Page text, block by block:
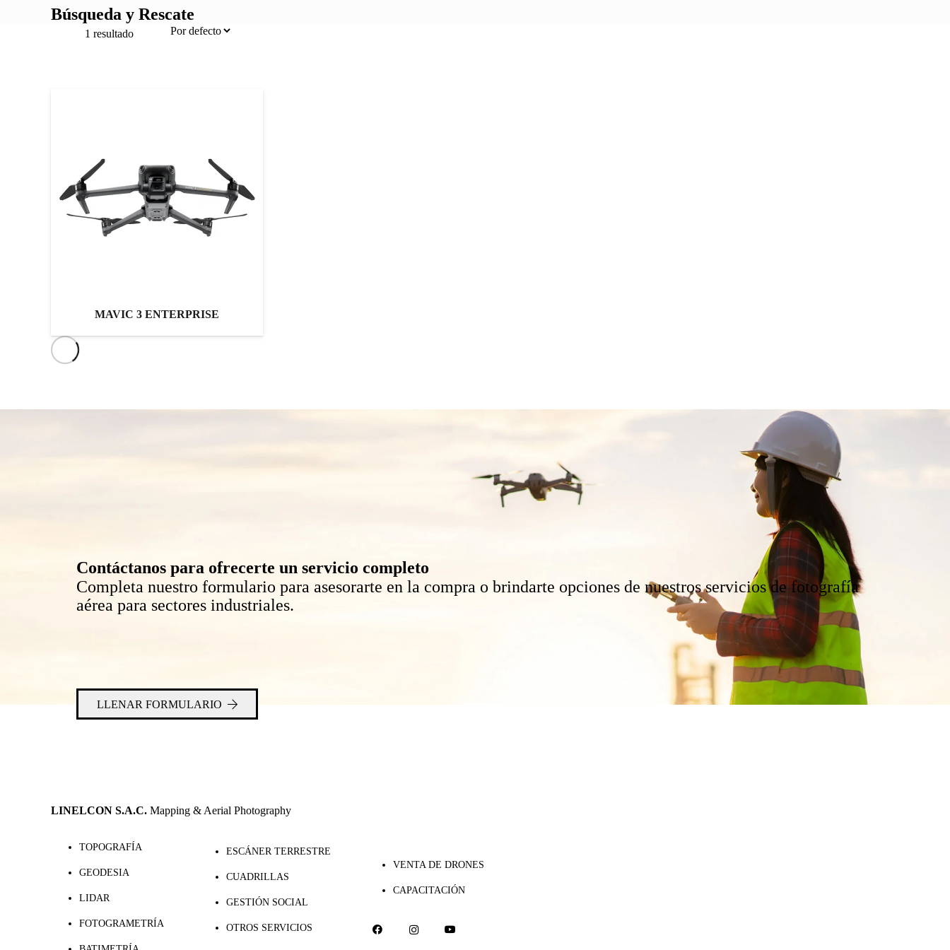
Búsqueda y Rescate
1 resultado
MAVIC 3 ENTERPRISE
Contáctanos para ofrecerte un servicio completo
Completa nuestro formulario para asesorarte en la compra o brindarte opciones de nuestros servicios de fotografía
aérea para sectores industriales.
LLENAR FORMULARIO
LINELCON S.A.C. Mapping & Aerial Photography
TOPOGRAFÍA
GEODESIA
LIDAR
FOTOGRAMETRÍA
ESCÁNER TERRESTRE
CUADRILLAS
GESTIÓN SOCIAL
OTROS SERVICIOS
VENTA DE DRONES
CAPACITACIÓN